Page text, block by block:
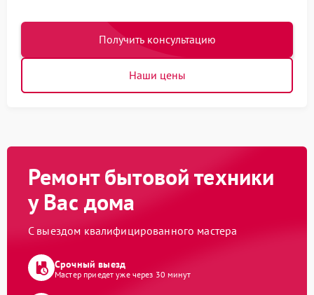
Получить консультацию
Наши цены
Ремонт бытовой техники
у Вас дома
С выездом квалифицированного мастера
Срочный выезд
Мастер приедет уже через 30 минут